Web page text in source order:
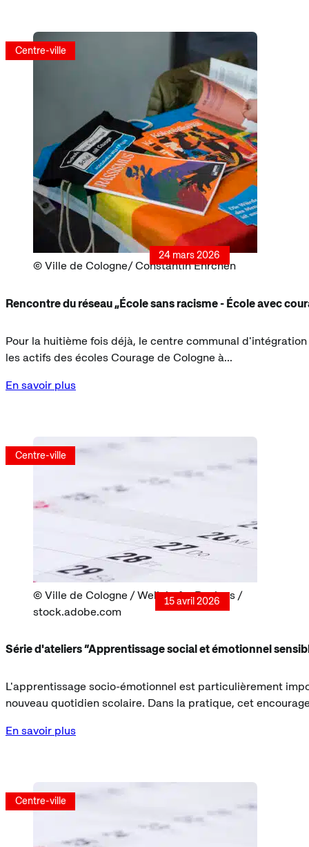
Rencontre du réseau „École sans racisme - École avec
Pour la huitième fois déjà, le centre communal
les actifs des écoles Courage de Cologne à...
En savoir plus
Ville de Cologne/ Constantin Ehrchen
24 mars 2026
Centre-ville
Série d'ateliers “Apprentissage social et émotionnel
L'apprentissage socio-émotionnel est particulièrement
nouveau quotidien scolaire. Dans la pratique, cet
En savoir plus
Ville de Cologne / Wellnhofer Designs /
stock.adobe.com
15 avril 2026
Centre-ville
Centre-ville